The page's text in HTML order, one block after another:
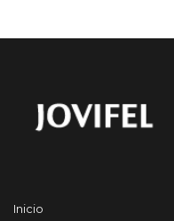
Inicio